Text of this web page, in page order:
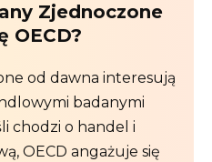
Zjednoczone
OECD?
od dawna interesują
badanymi
chodzi o handel i
OECD angażuje się